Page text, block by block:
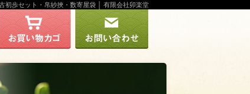
初歩セット・帛紗挾・数寄屋袋 │ 有限会社卯楽堂